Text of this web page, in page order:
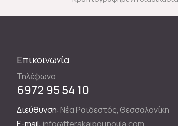
Επικοινωνία
Τηλέφωνο
6972 95 54 10
Διεύθυνση: Νέα Ραιδεστός, Θεσσαλονίκη
E-mail: info@fterakaipoupoula.com